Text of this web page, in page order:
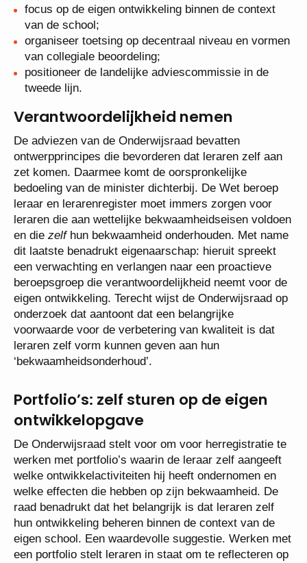
focus op de eigen ontwikkeling binnen de context
van de school;
organiseer toetsing op decentraal niveau en vormen
van collegiale beoordeling;
positioneer de landelijke adviescommissie in de
tweede lijn.
Verantwoordelijkheid nemen
De adviezen van de Onderwijsraad bevatten
ontwerpprincipes die bevorderen dat leraren zelf aan
zet komen. Daarmee komt de oorspronkelijke
bedoeling van de minister dichterbij. De Wet beroep
leraar en lerarenregister moet immers zorgen voor
leraren die aan wettelijke bekwaamheidseisen voldoen
en die zelf hun bekwaamheid onderhouden. Met name
dit laatste benadrukt eigenaarschap: hieruit spreekt
een verwachting en verlangen naar een proactieve
beroepsgroep die verantwoordelijkheid neemt voor de
eigen ontwikkeling. Terecht wijst de Onderwijsraad op
onderzoek dat aantoont dat een belangrijke
voorwaarde voor de verbetering van kwaliteit is dat
leraren zelf vorm kunnen geven aan hun
‘bekwaamheidsonderhoud’.
Portfolio’s: zelf sturen op de eigen
ontwikkelopgave
De Onderwijsraad stelt voor om voor herregistratie te
werken met portfolio’s waarin de leraar zelf aangeeft
welke ontwikkelactiviteiten hij heeft ondernomen en
welke effecten die hebben op zijn bekwaamheid. De
raad benadrukt dat het belangrijk is dat leraren zelf
hun ontwikkeling beheren binnen de context van de
eigen school. Een waardevolle suggestie. Werken met
een portfolio stelt leraren in staat om te reflecteren op